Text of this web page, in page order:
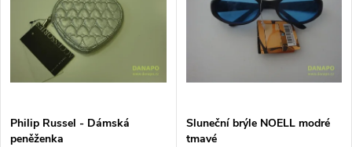
ů
k
t
ů
Philip Russel - Dámská
peněženka
Sluneční brýle NOELL modré
tmavé